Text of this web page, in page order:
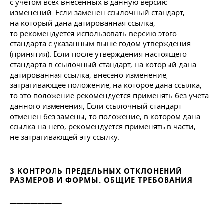
с учетом всех внесенных в данную версию
изменений. Если заменен ссылочный стандарт,
на который дана датированная ссылка,
то рекомендуется использовать версию этого
стандарта с указанным выше годом утверждения
(принятия). Если после утверждения настоящего
стандарта в ссылочный стандарт, на который дана
датированная ссылка, внесено изменение,
затрагивающее положение, на которое дана ссылка,
то это положение рекомендуется применять без учета
данного изменения, Если ссылочный стандарт
отменен без замены, то положение, в котором дана
ссылка на него, рекомендуется применять в части,
не затрагивающей эту ссылку.
3 КОНТРОЛЬ ПРЕДЕЛЬНЫХ ОТКЛОНЕНИЙ
РАЗМЕРОВ И ФОРМЫ. ОБЩИЕ ТРЕБОВАНИЯ